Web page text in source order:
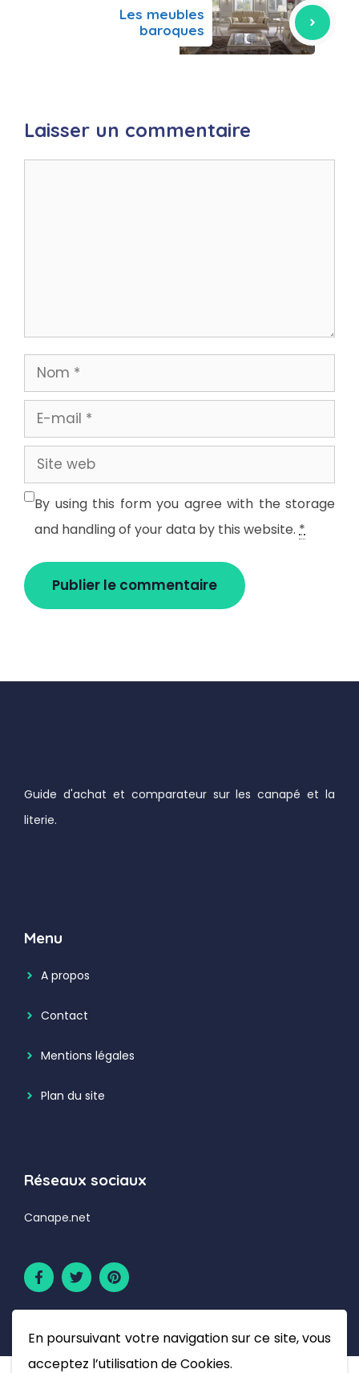
En poursuivant votre navigation sur ce site, vous
acceptez l’utilisation de Cookies.
Les meubles
baroques
Laisser un commentaire
Nom
mail
Site
web
By using this form you agree with the storage
and handling of your data by this website. *
Guide d'achat et comparateur sur les canapé et la
literie.
Menu
A propos
Contact
Mentions légales
Plan du site
Réseaux sociaux
Canape.net